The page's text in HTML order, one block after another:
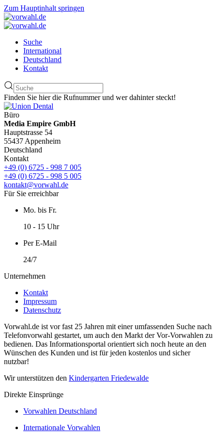
Zum Hauptinhalt springen
Suche
International
Deutschland
Kontakt
Finden Sie hier die Rufnummer und wer dahinter steckt!
Büro
Media Empire GmbH
Hauptstrasse 54
55437 Appenheim
Deutschland
Kontakt
+49 (0) 6725 - 998 7 005
+49 (0) 6725 - 998 5 005
kontakt@vorwahl.de
Für Sie erreichbar
Mo. bis Fr.
10 - 15 Uhr
Per E-Mail
24/7
Unternehmen
Kontakt
Impressum
Datenschutz
Vorwahl.de ist vor fast 25 Jahren mit einer umfassenden Suche nach
Telefonvorwahl gestartet, um auch den Markt der Vor-Vorwahlen zu
bedienen. Das Informationsportal orientiert sich noch heute an den
Wünschen des Kunden und ist für jeden kostenlos und sicher
nutzbar!
Wir unterstützen den Kindergarten Friedewalde
Direkte Einsprünge
Vorwahlen Deutschland
Internationale Vorwahlen